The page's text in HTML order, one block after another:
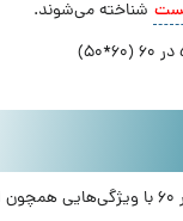
شناخته می‌شوند.
شیلنگ سیلیکونی 50 در 60 با